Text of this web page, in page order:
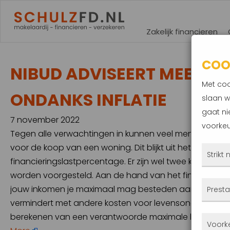
Zakelijk financieren
NIBUD ADVISEERT MEER
ONDANKS INFLATIE
7 november 2022
Tegen alle verwachtingen in kunnen veel mensen
voor de koop van een woning. Dit blijkt uit het advies
financieringslastpercentage. Er zijn wel twee
worden voorgesteld. Aan de hand van het
jouw inkomen je maximaal mag besteden aan
vermindert met andere kosten voor
berekenen van een verantwoorde maximale
Met
slaan
gaat
Strikt